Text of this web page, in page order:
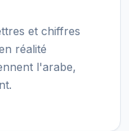
et chiffres
réalité
l'arabe,